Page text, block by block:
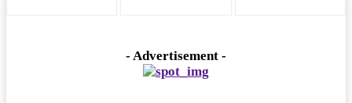
- Advertisement -